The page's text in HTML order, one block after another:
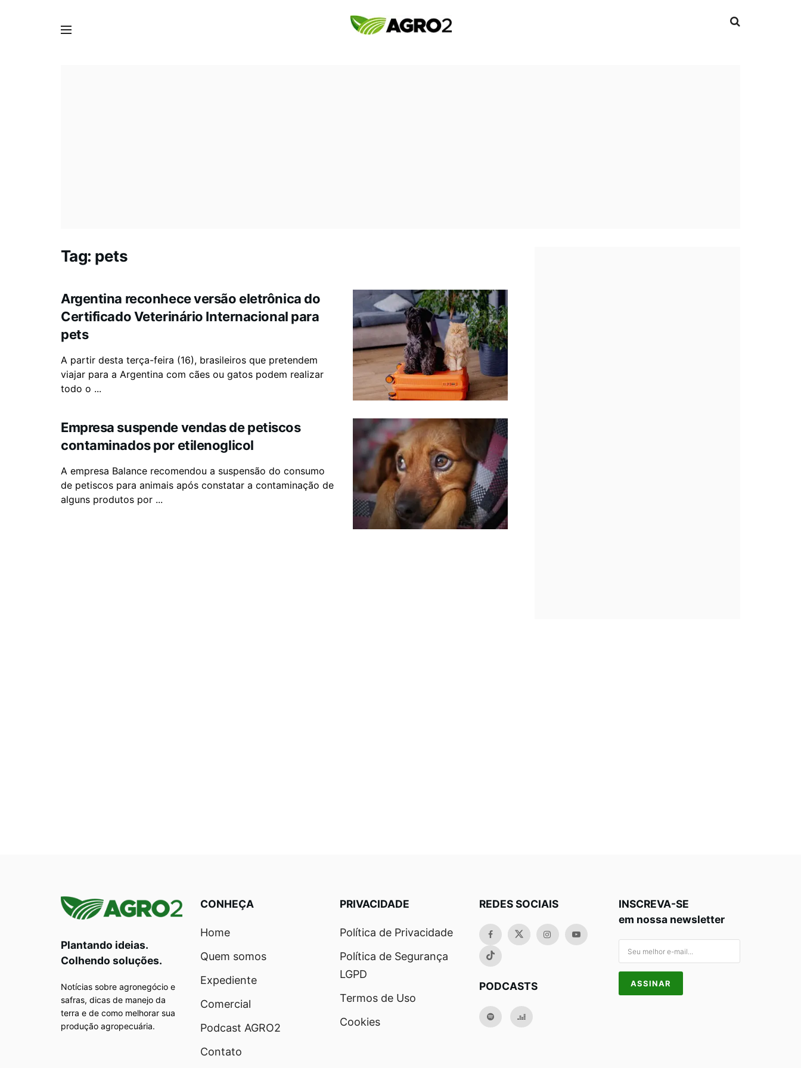
Tag: pets
Argentina reconhece versão eletrônica do
Certificado Veterinário Internacional para
pets
A partir desta terça-feira (16), brasileiros que pretendem
viajar para a Argentina com cães ou gatos podem realizar
todo o ...
Empresa suspende vendas de petiscos
contaminados por etilenoglicol
A empresa Balance recomendou a suspensão do consumo
de petiscos para animais após constatar a contaminação de
alguns produtos por ...
Plantando ideias.
Colhendo soluções.
Notícias sobre agronegócio e
safras, dicas de manejo da
terra e de como melhorar sua
produção agropecuária.
CONHEÇA
Home
Quem somos
Expediente
Comercial
Podcast AGRO2
Contato
PRIVACIDADE
Política de Privacidade
Política de Segurança
LGPD
Termos de Uso
Cookies
REDES SOCIAIS
PODCASTS
INSCREVA-SE
em nossa newsletter